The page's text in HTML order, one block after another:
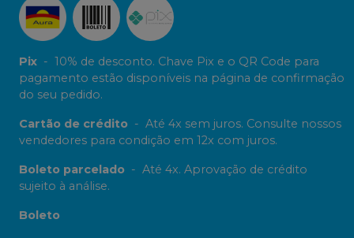
Pix - 10% de desconto. Chave Pix e o QR Code para
pagamento estão disponíveis na página de confirmação
do seu pedido.
Cartão de crédito - Até 4x sem juros. Consulte nossos
vendedores para condição em 12x com juros.
Boleto parcelado - Até 4x. Aprovação de crédito
sujeito à análise.
Boleto